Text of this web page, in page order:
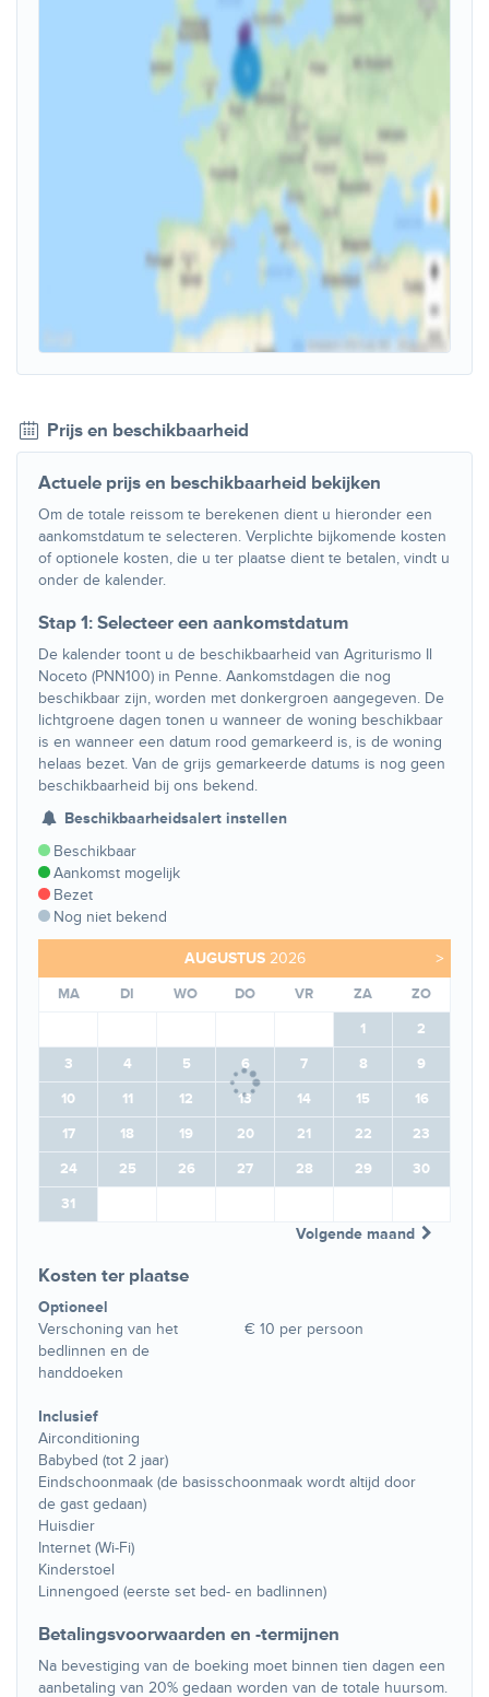
Prijs en beschikbaarheid
Actuele prijs en beschikbaarheid bekijken
Om de totale reissom te berekenen dient u hieronder een
aankomstdatum te selecteren. Verplichte bijkomende kosten
of optionele kosten, die u ter plaatse dient te betalen, vindt u
onder de kalender.
Stap 1: Selecteer een aankomstdatum
De kalender toont u de beschikbaarheid van Agriturismo Il
Noceto (PNN100) in Penne. Aankomstdagen die nog
beschikbaar zijn, worden met donkergroen aangegeven. De
lichtgroene dagen tonen u wanneer de woning beschikbaar
is en wanneer een datum rood gemarkeerd is, is de woning
helaas bezet. Van de grijs gemarkeerde datums is nog geen
beschikbaarheid bij ons bekend.
Beschikbaarheidsalert instellen
Beschikbaar
Aankomst mogelijk
Bezet
Nog niet bekend
>
AUGUSTUS 2026
MA DI WO DO VR ZA
ZO
1
2
3
4 5 6 7 8
9
10
11 12 13 14 15
16
17
18 19 20 21 22
23
24
25 26 27 28 29
30
31
Volgende maand
Kosten ter plaatse
Optioneel
Verschoning van het
bedlinnen en de
handdoeken
€ 10 per persoon
Inclusief
Airconditioning
Babybed (tot 2 jaar)
Eindschoonmaak (de basisschoonmaak wordt altijd door
de gast gedaan)
Huisdier
Internet (Wi-Fi)
Kinderstoel
Linnengoed (eerste set bed- en badlinnen)
Betalingsvoorwaarden en -termijnen
Na bevestiging van de boeking moet binnen tien dagen een
aanbetaling van 20% gedaan worden van de totale huursom.